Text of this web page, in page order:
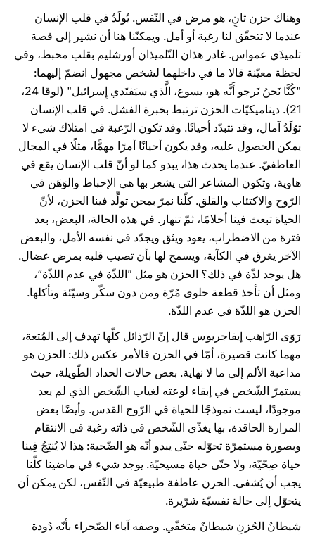
وهناك حزن ثانٍ، هو مرض في النّفس. يُولَدُ في قلب الإنسان
عندما لا تتحقّق لنا رغبة أو أمل. ويمكنّنا هنا أن نشير إلى قصة
تلميذَي عمواس. غادر هذان التّلميذان أورشليم بقلب محبط، وفي
لحظة معيّنة قالا ما في داخلهما لشخص مجهول انضمّ إليهما:
"كُنَّا نَحنُ نَرجو أَنَّه هو، يسوع، الَّذي سيَفتَدي إِسرائيل" (لوقا 24،
21). ديناميكيّات الحزن ترتبط بخبرة الفشل. في قلب الإنسان
توُلَدُ آمال، وقد تتبدّد أحيانًا. وقد تكون الرّغبة في امتلاك شيء لا
يمكن الحصول عليه، وقد يكون أحيانًا أمرًا مهمًّا، مثلًا في المجال
العاطفيّ. عندما يحدث هذا، يبدو كما لو أنّ قلب الإنسان يقع في
هاوية، وتكون المشاعر التي يشعر بها هي الإحباط والوَهَن في
الرّوح والاكتئاب والقلق. كلّنا نمرّ بمحن تولِّد فينا الحزن، لأنّ
الحياة تبعث فينا أحلامًا، ثمّ تنهار. في هذه الحالة، البعض، بعد
فترة من الاضطراب، يعود ويثق ويجدّد في نفسه الأمل، والبعض
الآخر يغرق في الكآبة، ويسمح لها بأن تصيب قلبه بمرض عضال.
هل يوجد لذّة في ذلك؟ الحزن هو مثل ”اللذّة في عدم اللذّة“،
ومثل أن تأخذ قطعة حلوى مُرّة ومن دون سكّر وسيّئة وتأكلها.
الحزن هو اللذّة في عدم اللذّة.
رَوَى الرّاهب إيفاجريوس قال إنّ الرّذائل كلّها تهدف إلى المُتعة،
مهما كانت قصيرة، أمّا في الحزن فالأمر عكس ذلك: الحزن هو
مداعبة الألم إلى ما لا نهاية. بعض حالات الحداد الطّويلة، حيث
يستمرّ الشّخص في إبقاء لوعته لغياب الشّخص الذي لم يعد
موجودًا، ليست نموذجًا للحياة في الرّوح القدس. وأيضًا بعض
المرارة الحاقدة، بها يغذّي الشّخص في ذاته رغبة في الانتقام
وبصورة مستمرّة تحوّله حتّى يبدو أنّه هو الضّحية: هذا لا يُنتِجُ فِينا
حياة صِحّيّة، ولا حتّى حياة مسيحيّة. يوجد شيء في ماضينا كلّنا
يجب أن يُشفى. الحزن عاطفة طبيعيّة في النّفس، لكن يمكن أن
يتحوّل إلى حالة نفسيّة شرّيرة.
شيطانُ الحُزنِ شيطانٌ متخفّي. وصفه آباء الصّحراء بأنّه دُودة